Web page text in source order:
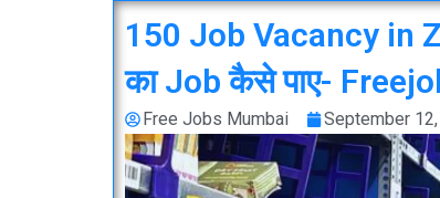
150 Job Vacancy in
का Job कैसे पाए-
Free Jobs Mumbai September